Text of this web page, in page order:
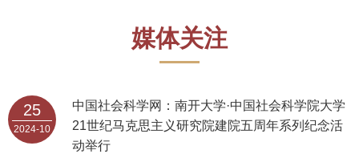
媒体关注
25
2024-10
中国社会科学网：南开大学·中国社会科学院大学
21世纪马克思主义研究院建院五周年系列纪念活
动举行